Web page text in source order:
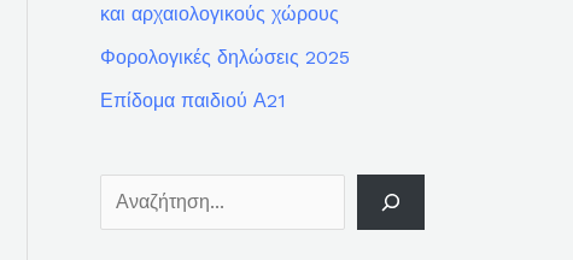
και αρχαιολογικούς χώρους
Φορολογικές δηλώσεις 2025
Επίδομα παιδιού Α21